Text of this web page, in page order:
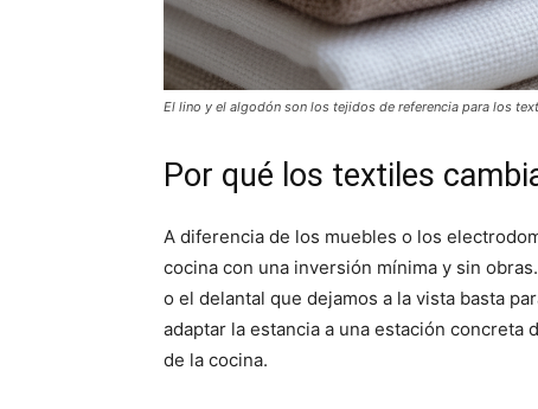
El lino y el algodón son los tejidos de referencia para los
Por qué los textiles
A diferencia de los muebles o los
cocina con una inversión mínima y sin
o el delantal que dejamos a la vista basta
adaptar la estancia a una estación
de la cocina.